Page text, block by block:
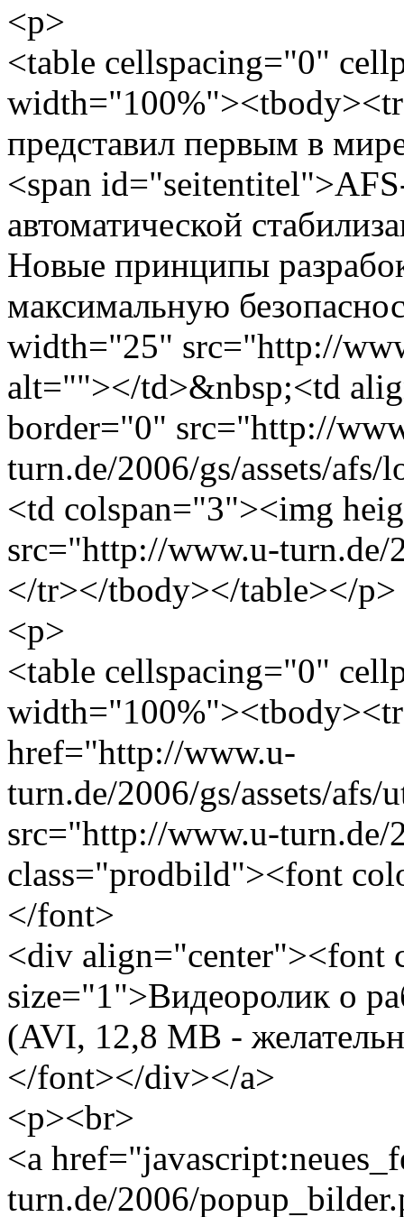
<p>
<table cellspacing="0"
представил первым в
<span
автоматической
Новые принципы
максимальную
width="25" src="http://
alt=""></td>&nbsp;<td
border="0" src="http://
turn.de/2006/gs/assets/
<td colspan="3"><img
src="http://www.u-
</tr></tbody></table></p>
<p>
<table cellspacing="0"
href="http://www.u-
turn.de/2006/gs/assets/
src="http://www.u-turn.de/
class="prodbild"><font
</font>
<div align="center"><font
size="1">Видеоролик о
(AVI, 12,8 MB -
</font></div></a>
<p><br>
<a
turn.de/2006/